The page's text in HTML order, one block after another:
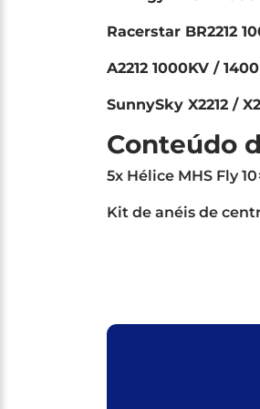
Racerstar BR2212
A2212 1000KV /
SunnySky X2212 /
Conteúdo
5x Hélice MHS Fly
Kit de anéis de